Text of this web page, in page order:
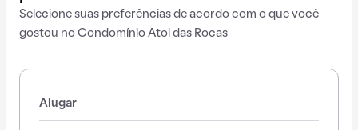
Selecione suas preferências de acordo com o que você
gostou no Condomínio Atol das Rocas
Alugar